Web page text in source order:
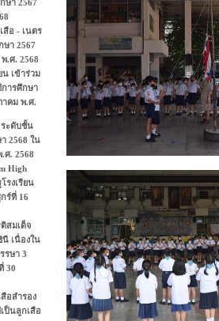
ษา 2567
สือ - เนตร
ษา 2567
.ศ. 2568
น เข้าร่วม
การศึกษา
าคม พ.ศ.
ระดับชั้น
2568 ใน
ศ. 2568
High
รงเรียน
ร์ที่ 16
สมเด็จ
นี เนื่องใน
รษา 3
30
อสำรอง
ป็นลูกเสือ